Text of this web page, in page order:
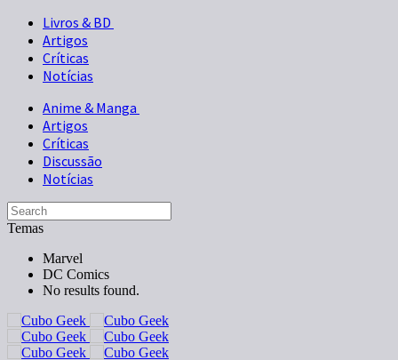
Livros & BD
Artigos
Críticas
Notícias
Anime & Manga
Artigos
Críticas
Discussão
Notícias
Temas
Marvel
DC Comics
No results found.